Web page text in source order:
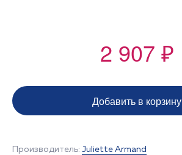
Производитель: Juliette Armand
2 907 ₽
Добавить в корзину